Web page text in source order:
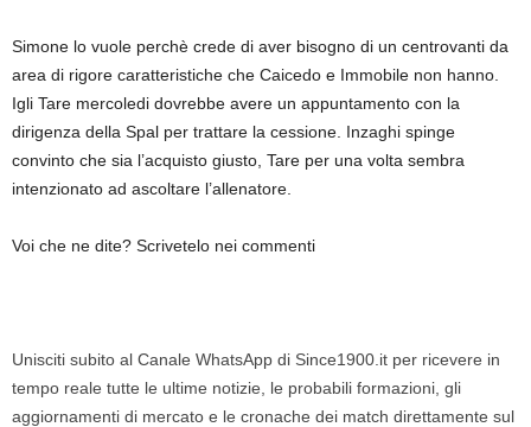
Simone lo vuole perchè crede di aver bisogno di un centrovanti da
area di rigore caratteristiche che Caicedo e Immobile non hanno.
Igli Tare mercoledi dovrebbe avere un appuntamento con la
dirigenza della Spal per trattare la cessione. Inzaghi spinge
convinto che sia l’acquisto giusto, Tare per una volta sembra
intenzionato ad ascoltare l’allenatore.
Voi che ne dite? Scrivetelo nei commenti
Unisciti subito al Canale WhatsApp di Since1900.it per ricevere in
tempo reale tutte le ultime notizie, le probabili formazioni, gli
aggiornamenti di mercato e le cronache dei match direttamente sul